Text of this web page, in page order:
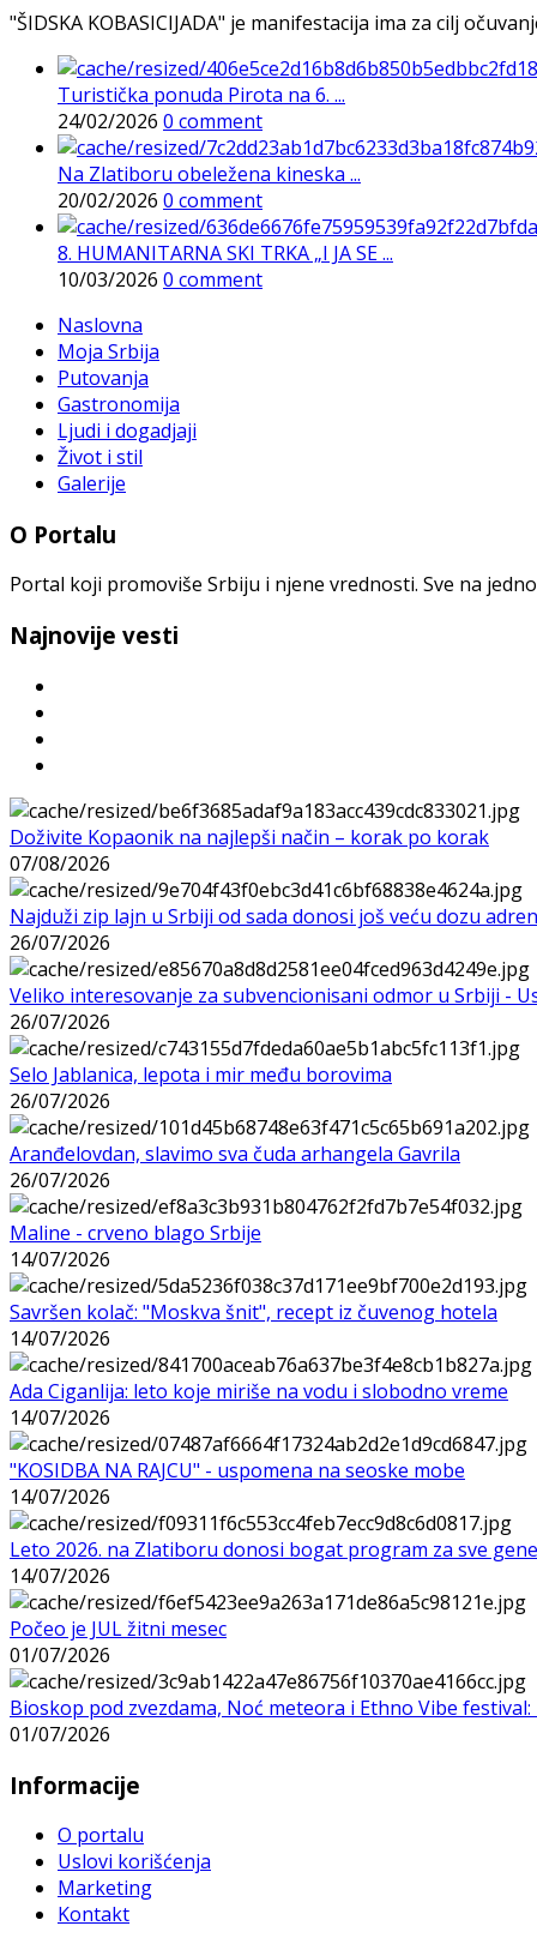
"ŠIDSKA KOBASICIJADA" je manifestacija ima za cilj
Turistička ponuda Pirota na 6. ...
24/02/2026 0 comment
Na Zlatiboru obeležena kineska ...
20/02/2026 0 comment
8. HUMANITARNA SKI TRKA „I JA SE ...
10/03/2026 0 comment
Naslovna
Moja Srbija
Putovanja
Gastronomija
Ljudi i dogadjaji
Život i stil
Galerije
O Portalu
Portal koji promoviše Srbiju i njene vrednosti. Sve na
Najnovije vesti
Doživite Kopaonik na najlepši način – korak po korak
07/08/2026
Najduži zip lajn u Srbiji od sada donosi još veću dozu
26/07/2026
Veliko interesovanje za subvencionisani odmor u Srbiji -
26/07/2026
Selo Jablanica, lepota i mir među borovima
26/07/2026
Aranđelovdan, slavimo sva čuda arhangela Gavrila
26/07/2026
Maline - crveno blago Srbije
14/07/2026
Savršen kolač: "Moskva šnit", recept iz čuvenog hotela
14/07/2026
Ada Ciganlija: leto koje miriše na vodu i slobodno vreme
14/07/2026
"KOSIDBA NA RAJCU" - uspomena na seoske mobe
14/07/2026
Leto 2026. na Zlatiboru donosi bogat program za sve
14/07/2026
Počeo je JUL žitni mesec
01/07/2026
Bioskop pod zvezdama, Noć meteora i Ethno Vibe
01/07/2026
Informacije
O portalu
Uslovi korišćenja
Marketing
Kontakt